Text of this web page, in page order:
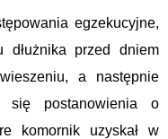
egzekucyjne,
dłużnika przed dniem
a następnie
się postanowienia o
komornik uzyskał w